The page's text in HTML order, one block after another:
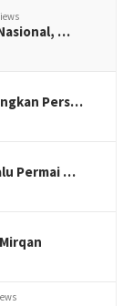
…
Pers…
Permai …